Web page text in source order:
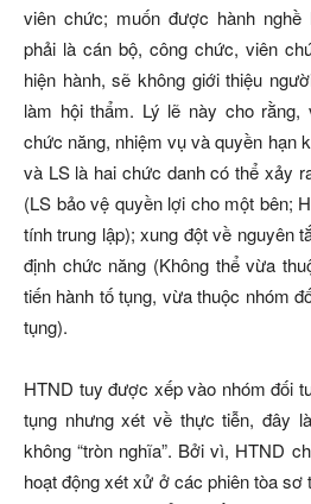
viên chức; muốn được hành
phải là cán bộ, công chức, viên
hiện hành, sẽ không giới thiệu
làm hội thẩm. Lý lẽ này cho
chức năng, nhiệm vụ và quyền hạn
và LS là hai chức danh có thể xảy
(LS bảo vệ quyền lợi cho một bên;
tính trung lập); xung đột về nguyên
định chức năng (Không thể vừa
tiến hành tố tụng, vừa thuộc nhóm
tụng).
HTND tuy được xếp vào nhóm đối
tụng nhưng xét về thực tiễn, đây
không “tròn nghĩa”. Bởi vì, HTND
hoạt động xét xử ở các phiên tòa